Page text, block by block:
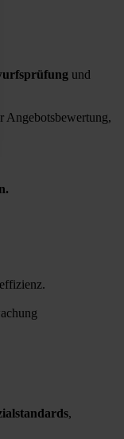
und
Angebotsbewertung,
,